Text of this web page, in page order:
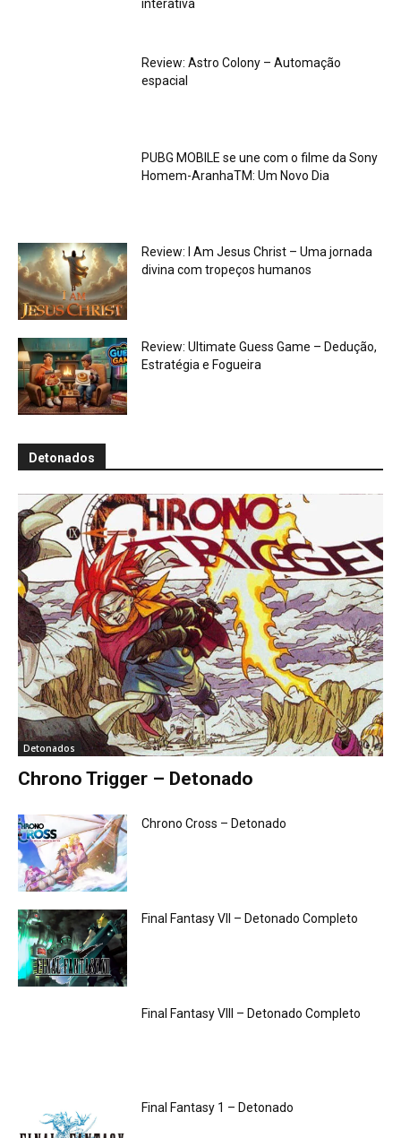
interativa
Review: Astro Colony – Automação
espacial
PUBG MOBILE se une com o filme da Sony
Homem-AranhaTM: Um Novo Dia
Review: I Am Jesus Christ – Uma jornada
divina com tropeços humanos
Review: Ultimate Guess Game – Dedução,
Estratégia e Fogueira
Detonados
Detonados
Chrono Trigger – Detonado
Chrono Cross – Detonado
Final Fantasy VII – Detonado Completo
Final Fantasy VIII – Detonado Completo
Final Fantasy 1 – Detonado